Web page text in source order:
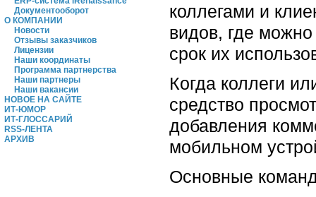
Документооборот
О КОМПАНИИ
Новости
Отзывы заказчиков
Лицензии
Наши координаты
Программа партнерства
Наши партнеры
Наши вакансии
НОВОЕ НА САЙТЕ
ИТ-ЮМОР
ИТ-ГЛОССАРИЙ
RSS-ЛЕНТА
АРХИВ
коллегами и
видов, где
срок их
Когда коллеги
средство
добавления
мобильном
Основные